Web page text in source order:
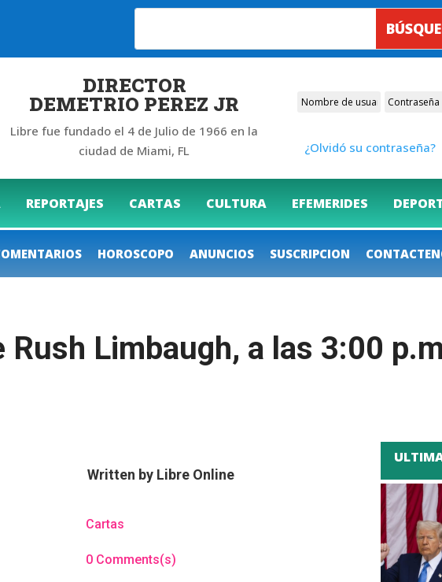
DIRECTOR
DEMETRIO PEREZ JR
Libre fue fundado el 4 de Julio de 1966 en la
ciudad de Miami, FL
¿Olvidó su contraseña?
REPORTAJES CARTAS CULTURA EFEMERIDES
HOROSCOPO ANUNCIOS SUSCRIPCION
Rush Limbaugh, a las 3:00
Written by Libre Online
Cartas
0 Comments(s)